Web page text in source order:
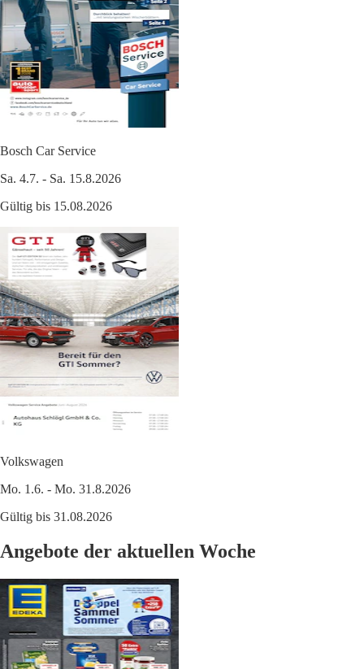
Bosch Car Service
Sa. 4.7. - Sa. 15.8.2026
Gültig bis 15.08.2026
Volkswagen
Mo. 1.6. - Mo. 31.8.2026
Gültig bis 31.08.2026
Angebote der aktuellen Woche